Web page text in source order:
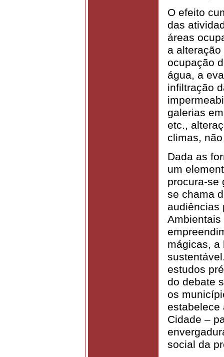
O efeito
das
áreas
a
ocupação
água, a
infiltração
galerias
etc.,
climas,
Dada as
um
procura-se
se chama
audiências
Ambientais
mágicas, a
estudos
do debate
os
estabelece
Cidade –
social da